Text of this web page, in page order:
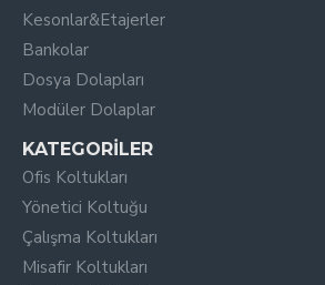
Kesonlar&Etajerler
Bankolar
Dosya Dolapları
Modüler Dolaplar
KATEGORILER
Ofis Koltukları
Yönetici Koltuğu
Çalışma Koltukları
Misafir Koltukları